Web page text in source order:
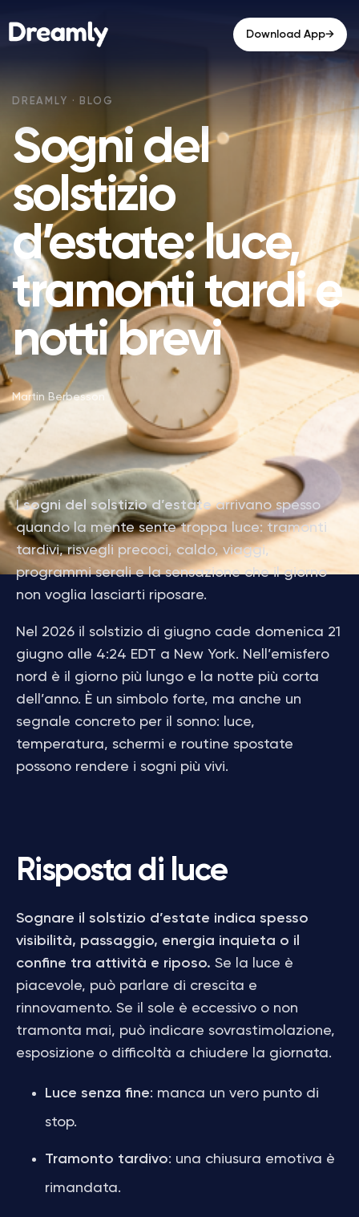
Download App→
Sogni del
solstizio
d’estate: luce,
tramonti tardi e
notti brevi
Martin Berbesson
Isogni del solstizio d’estatearrivano spesso
quando la mente sente troppa luce: tramonti
tardivi, risvegli precoci, caldo, viaggi,
programmi serali e la sensazione che il giorno
non voglia lasciarti riposare.
Nel 2026 il solstizio di giugno cade domenica 21
giugno alle 4:24 EDT a New York. Nell’emisfero
nord è il giorno più lungo e la notte più corta
dell’anno. È un simbolo forte, ma anche un
segnale concreto per il sonno: luce,
temperatura, schermi e routine spostate
possono rendere i sogni più vivi.
Risposta di luce
Sognare il solstizio d’estate indica spesso
visibilità, passaggio, energia inquieta o il
confine tra attività e riposo. Se la luce è
piacevole, può parlare di crescita e
rinnovamento. Se il sole è eccessivo o non
tramonta mai, può indicare sovrastimolazione,
esposizione o difficoltà a chiudere la giornata.
Luce senza fine: manca un vero punto di
stop.
Tramonto tardivo: una chiusura emotiva è
rimandata.